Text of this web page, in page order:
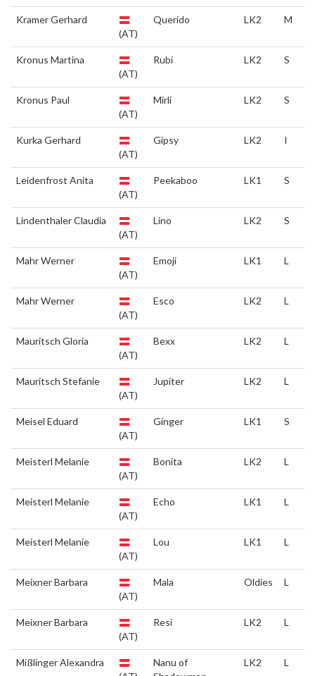
Kramer Gerhard
(AT)
Querido LK2 M
Kronus Martina
(AT)
Rubi LK2 S
Kronus Paul
(AT)
Mirli LK2 S
Kurka Gerhard
(AT)
Gipsy LK2 I
Leidenfrost Anita
(AT)
Peekaboo LK1 S
Lindenthaler Claudia
(AT)
Lino LK2 S
Mahr Werner
(AT)
Emoji LK1 L
Mahr Werner
(AT)
Esco LK2 L
Mauritsch Gloria
(AT)
Bexx LK2 L
Mauritsch Stefanie
(AT)
Jupiter LK2 L
Meisel Eduard
(AT)
Ginger LK1 S
Meisterl Melanie
(AT)
Bonita LK2 L
Meisterl Melanie
(AT)
Echo LK1 L
Meisterl Melanie
(AT)
Lou LK1 L
Meixner Barbara
(AT)
Mala Oldies L
Meixner Barbara
(AT)
Resi LK2 L
Mißlinger Alexandra
Nanu of
LK2 L